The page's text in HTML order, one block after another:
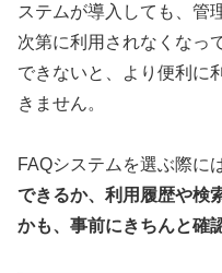
ステムが導入しても、管
次第に利用されなくなっ
できないと、より便利に
きません。
FAQシステムを選ぶ際に
できるか、利用履歴や検
かも、事前にきちんと確